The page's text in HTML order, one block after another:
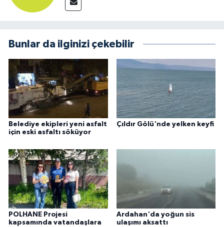
Bunlar da ilginizi çekebilir
Belediye ekipleri yeni asfalt
için eski asfaltı söküyor
Çıldır Gölü'nde yelken keyfi
POLHANE Projesi
kapsamında vatandaşlara
Ardahan'da yoğun sis
ulaşımı aksattı